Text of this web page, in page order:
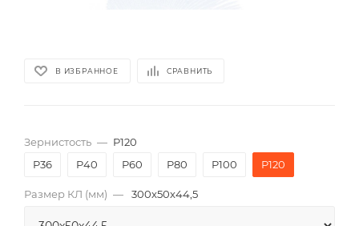
В ИЗБРАННОЕ СРАВНИТЬ
Зернистость — P120
P36
P40 P60 P80 P100 P120
Размер КЛ (мм) — 300x50x44,5